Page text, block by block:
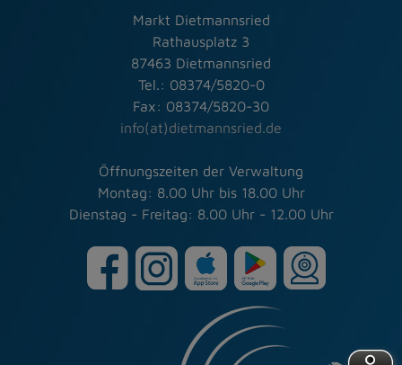
Markt Dietmannsried
Rathausplatz 3
87463 Dietmannsried
Tel.: 08374/5820-0
Fax: 08374/5820-30
info(at)dietmannsried.de
Öffnungszeiten der Verwaltung
Montag: 8.00 Uhr bis 18.00 Uhr
Dienstag - Freitag: 8.00 Uhr - 12.00 Uhr